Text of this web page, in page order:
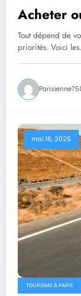
Acheter
Tout dépend de
priorités. Voici
mai 16, 2025
TOURISME À PARIS